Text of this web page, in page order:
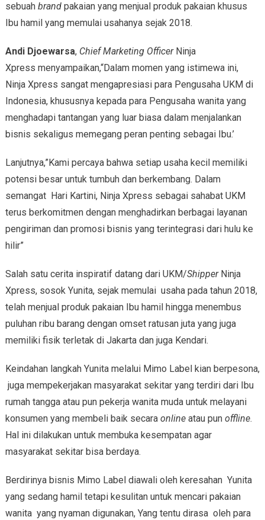
sebuahbrandpakaian yang menjual produk pakaian khusus
Ibu hamil yang memulai usahanya sejak 2018.
Andi Djoewarsa, Chief Marketing Officer Ninja
Xpress menyampaikan,“Dalam momen yang istimewa ini,
Ninja Xpress sangat mengapresiasi para Pengusaha UKM di
Indonesia, khususnya kepada para Pengusaha wanita yang
menghadapi tantangan yang luar biasa dalam menjalankan
bisnis sekaligus memegang peran penting sebagai Ibu.’
Lanjutnya,”Kami percaya bahwa setiap usaha kecil memiliki
potensi besar untuk tumbuh dan berkembang. Dalam
semangat Hari Kartini, Ninja Xpress sebagai sahabat UKM
terus berkomitmen dengan menghadirkan berbagai layanan
pengiriman dan promosi bisnis yang terintegrasi dari hulu ke
hilir”
Salah satu cerita inspiratif datang dari UKM/ShipperNinja
Xpress, sosok Yunita, sejak memulai usaha pada tahun 2018,
telah menjual produk pakaian Ibu hamil hingga menembus
puluhan ribu barang dengan omset ratusan juta yang juga
memiliki fisik terletak di Jakarta dan juga Kendari.
Keindahan langkah Yunita melalui Mimo Label kian berpesona,
juga mempekerjakan masyarakat sekitar yang terdiri dari Ibu
rumah tangga atau pun pekerja wanita muda untuk melayani
konsumen yang membeli baik secara onlineatau pun offline.
Hal ini dilakukan untuk membuka kesempatan agar
masyarakat sekitar bisa berdaya.
Berdirinya bisnis Mimo Label diawali oleh keresahan Yunita
yang sedang hamil tetapi kesulitan untuk mencari pakaian
wanita yang nyaman digunakan, Yang tentu dirasa oleh para